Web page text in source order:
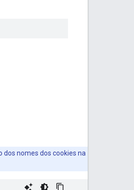
dos nomes dos cookies na